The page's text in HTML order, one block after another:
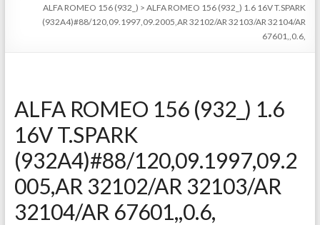
ALFA ROMEO 156 (932_) >ALFA ROMEO 156 (932_) 1.6 16V T.SPARK
(932A4)#88/120,09.1997,09.2005,AR 32102/AR 32103/AR 32104/AR
67601,,0.6,
ALFA ROMEO 156 (932_) 1.6
16V T.SPARK
(932A4)#88/120,09.1997,09.2
005,AR 32102/AR 32103/AR
32104/AR 67601,,0.6,